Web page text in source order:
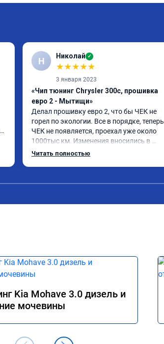
Н Николай ✓
★★★★★
3 января 2023
«Чип тюнинг Chrysler 300c, прошивка
евро 2 - Мытищи»
Делал прошивку евро 2, что бы ЧЕК не
горел по экологии. Все в порядке, теперь
ЧЕК не появляется, проехал уже около
1000тыс км. Изменения вносились в
родную прошивку, потом программу
Читать полностью
Kia Mohave 3.0 дизель и
мочевины